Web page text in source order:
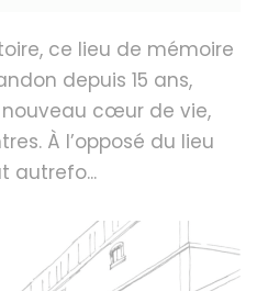
ce lieu de mémoire
depuis 15 ans,
nouveau cœur de vie,
À l’opposé du lieu
autrefo...